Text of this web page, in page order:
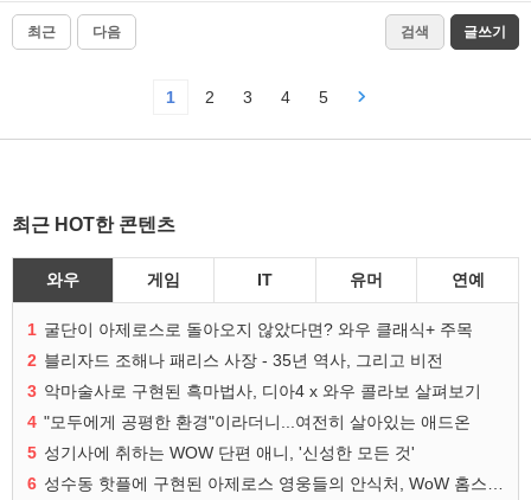
최근 다음 검색 글쓰기
1 2 3 4 5
최근 HOT한 콘텐츠
와우 게임 IT 유머 연예
1 굴단이 아제로스로 돌아오지 않았다면? 와우 클래식+ 주목
2 블리자드 조해나 패리스 사장 - 35년 역사, 그리고 비전
3 악마술사로 구현된 흑마법사, 디아4 x 와우 콜라보 살펴보기
4 "모두에게 공평한 환경"이라더니...여전히 살아있는 애드온
5 성기사에 취하는 WOW 단편 애니, '신성한 모든 것'
6